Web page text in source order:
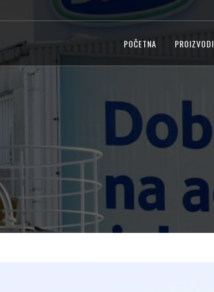
POČETNA PROIZVODI